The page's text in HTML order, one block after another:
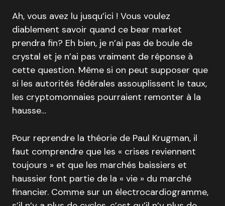
Ah, vous avez lu jusqu’ici ! Vous voulez
diablement savoir quand ce bear market
prendra fin? Eh bien, je n’ai pas de boule de
crystal et je n’ai pas vraiment de réponse à
cette question. Même si on peut supposer que
si les autorités fédérales assouplissent le taux,
les cryptomonnaies pourraient remonter à la
hausse…
Pour reprendre la théorie de Paul Krugman, il
faut comprendre que les « crises reviennent
toujours » et que les marchés baissiers et
haussier font partie de la « vie » du marché
financier. Comme sur un électrocardiogramme,